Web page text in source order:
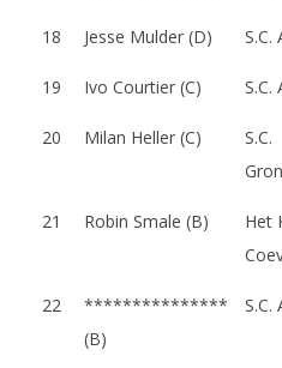
18 Jesse Mulder (D) S.C.
19 Ivo Courtier (C) S.C.
20 Milan Heller (C)
S.C.
21 Robin Smale (B)
Het
22
***************
(B)
S.C.